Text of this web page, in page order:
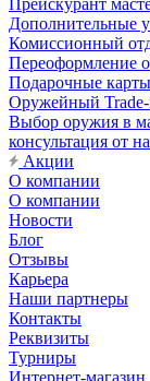
Прейскурант
Дополнительные
Комиссионный
Переоформление
Подарочные
Оружейный
Выбор оружия в
консультация от
Акции
О компании
О компании
Новости
Блог
Отзывы
Карьера
Наши партнеры
Контакты
Реквизиты
Турниры
Интернет-магазин